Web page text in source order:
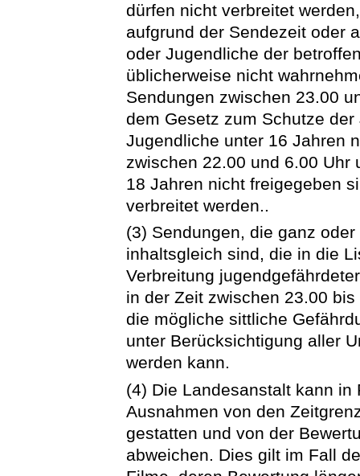
dürfen nicht verbreitet
aufgrund der Sendezeit oder
oder Jugendliche der
üblicherweise nicht
Sendungen zwischen 23.00
dem Gesetz zum Schutze
Jugendliche unter 16 Jahren
zwischen 22.00 und 6.00 Uhr
18 Jahren nicht freigegeben
verbreitet werden..
(3) Sendungen, die ganz
inhaltsgleich sind, die in die
Verbreitung
in der Zeit zwischen 23.00
die mögliche sittliche
unter Berücksichtigung aller
werden kann.
(4) Die Landesanstalt kann
Ausnahmen von den
gestatten und von der
abweichen. Dies gilt im Fall